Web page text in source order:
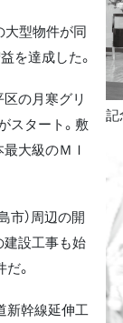
大型物件が同
を達成した。
の月寒グリ
スタート。敷
大級のＭＩ
市）周辺の開
建設工事も始
だ。
新幹線延伸工
記